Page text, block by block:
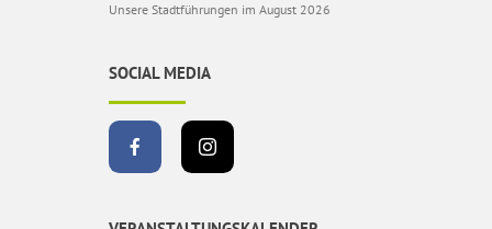
Unsere Stadtführungen im August 2026
SOCIAL MEDIA